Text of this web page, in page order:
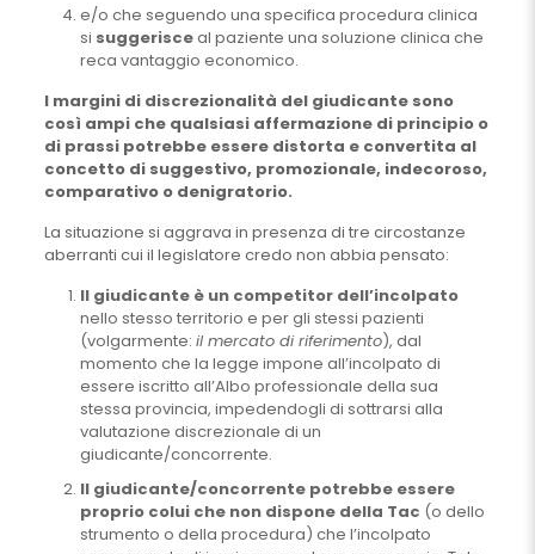
e/o che seguendo una specifica procedura clinica
si suggerisceal paziente una soluzione clinica che
reca vantaggio economico.
I margini di discrezionalità del giudicante sono
così ampi che qualsiasi affermazione di principio o
di prassi potrebbe essere distorta e convertita al
concetto di suggestivo, promozionale, indecoroso,
comparativo o denigratorio.
La situazione si aggrava in presenza di tre circostanze
aberranti cui il legislatore credo non abbia pensato:
Il giudicante è un competitor dell’incolpato
nello stesso territorio e per gli stessi pazienti
(volgarmente: il mercato di riferimento), dal
momento che la legge impone all’incolpato di
essere iscritto all’Albo professionale della sua
stessa provincia, impedendogli di sottrarsi alla
valutazione discrezionale di un
giudicante/concorrente.
Il giudicante/concorrente potrebbe essere
proprio colui che non dispone della Tac (o dello
strumento o della procedura) che l’incolpato